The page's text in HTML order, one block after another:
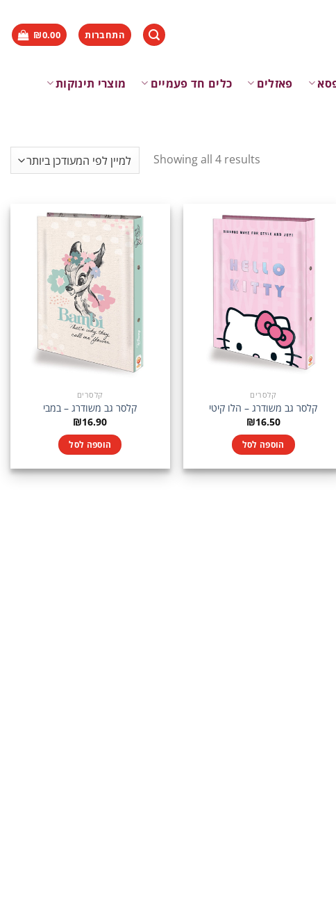
התחברות ₪0.00
פאזלים כלים חד פעמיים
מוצרי תינוקות
Showing all 4 results
קלסרים
קלסר גב משודרג – הלו קיטי
₪16.50
הוספה לסל
קלסרים
קלסר גב משודרג – במבי
₪16.90
הוספה לסל